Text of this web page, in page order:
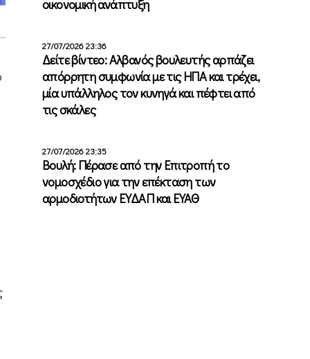
οικονομική ανάπτυξη
27/07/2026 23:36
Δείτε βίντεο: Αλβανός βουλευτής αρπάζει
απόρρητη συμφωνία με τις ΗΠΑ και τρέχει,
μία υπάλληλος τον κυνηγά και πέφτει από
τις σκάλες
27/07/2026 23:35
Βουλή: Πέρασε από την Επιτροπή το
νομοσχέδιο για την επέκταση των
αρμοδιοτήτων ΕΥΔΑΠ και ΕΥΑΘ